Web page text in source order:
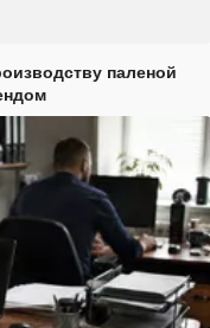
паленой